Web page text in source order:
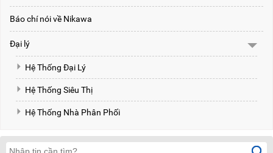
Báo chí nói về Nikawa
Đại lý
Hệ Thống Đại Lý
Hệ Thống Siêu Thị
Hệ Thống Nhà Phân Phối